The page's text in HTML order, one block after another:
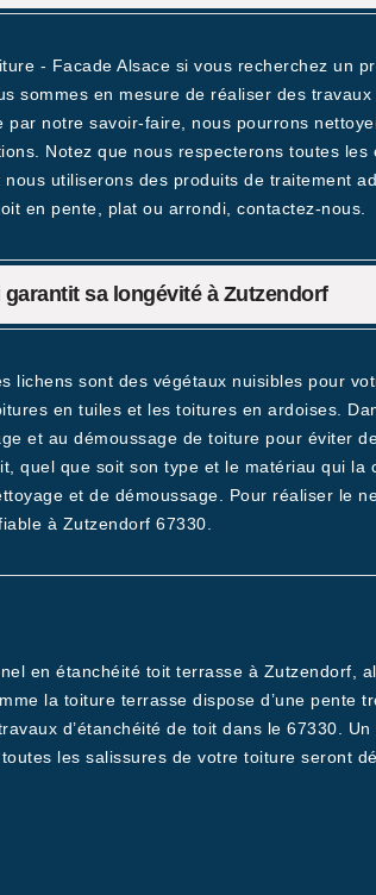
- Facade Alsace si vous recherchez un
sommes en mesure de réaliser des
par notre savoir-faire, nous pourrons
Notez que nous respecterons toutes les
utiliserons des produits de traitement
en pente, plat ou arrondi, contactez-nous.
sa longévité à Zutzendorf
lichens sont des végétaux nuisibles pour
en tuiles et les toitures en ardoises.
et au démoussage de toiture pour éviter
quel que soit son type et le matériau qui la
et de démoussage. Pour réaliser le
à Zutzendorf 67330.
en étanchéité toit terrasse à Zutzendorf,
la toiture terrasse dispose d’une pente
d’étanchéité de toit dans le 67330.
les salissures de votre toiture seront